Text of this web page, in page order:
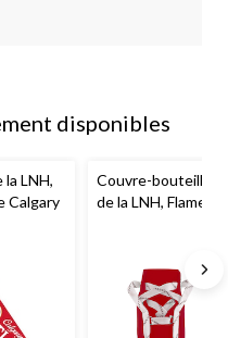
disponibles
la LNH,
Calgary
Couvre-bouteille
de la LNH, Flames